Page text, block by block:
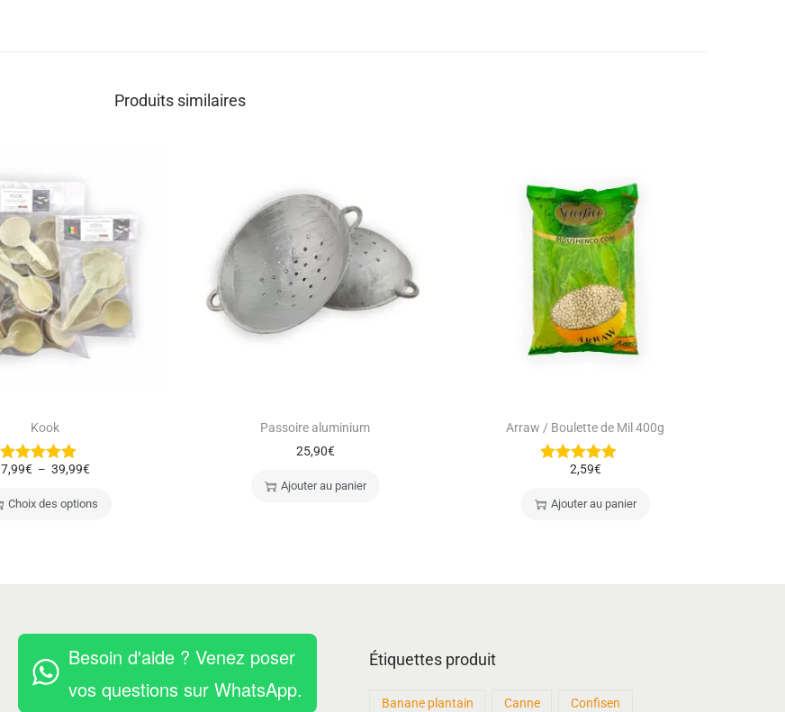
Produits similaires
Kook
7,99€ – 39,99€
Choix des options
Passoire aluminium
25,90€
Ajouter au panier
Arraw / Boulette de Mil 400g
2,59€
Ajouter au panier
Besoin d'aide ? Venez poser
vos questions sur WhatsApp.
Étiquettes produit
Banane plantain Canne Confisen